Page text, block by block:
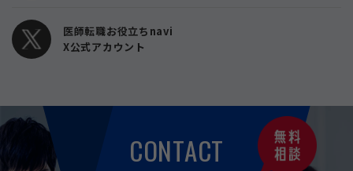
医師転職お役立ちnavi
X公式アカウント
CONTACT